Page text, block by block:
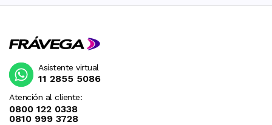
Atención al cliente:
0800 122 0338
0810 999 3728
Asistente virtual
11 2855 5086